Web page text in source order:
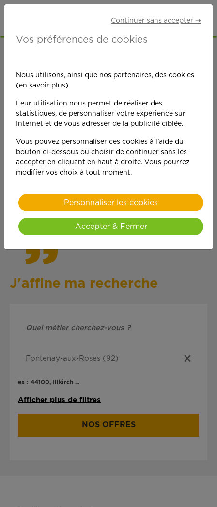
On est toujours plus
performant
quand on y met du
cœur !
J'affine ma recherche
ex : 44100, Illkirch ...
Afficher plus de filtres
NOS OFFRES
Continuer sans accepter ➝
Vos préférences de cookies
Nous utilisons, ainsi que nos partenaires, des cookies
(en savoir plus).
Leur utilisation nous permet de réaliser des
statistiques, de personnaliser votre expérience sur
Internet et de vous adresser de la publicité ciblée.
Vous pouvez personnaliser ces cookies à l'aide du
bouton ci-dessous ou choisir de continuer sans les
accepter en cliquant en haut à droite. Vous pourrez
modifier vos choix à tout moment.
Personnaliser les cookies
Accepter & Fermer